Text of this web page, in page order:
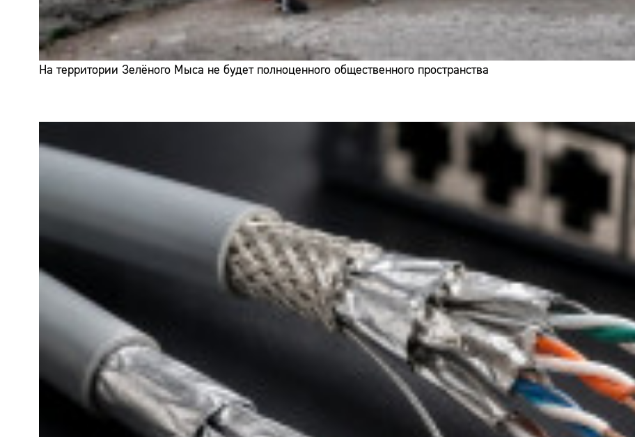
На территории Зелёного Мыса не будет полноценного общественного пространства